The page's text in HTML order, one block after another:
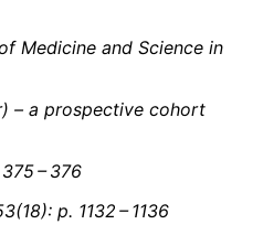
Medicine and Science in
– a prospective cohort
– 376
p. 1132 – 1136